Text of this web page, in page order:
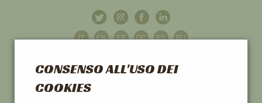
CONSENSO ALL'USO DEI
COOKIES